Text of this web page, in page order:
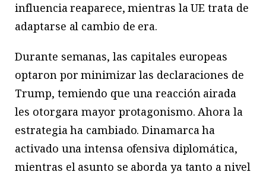
influencia reaparece, mientras la UE trata de
adaptarse al cambio de era.
Durante semanas, las capitales europeas
optaron por minimizar las declaraciones de
Trump, temiendo que una reacción airada
les otorgara mayor protagonismo. Ahora la
estrategia ha cambiado. Dinamarca ha
activado una intensa ofensiva diplomática,
mientras el asunto se aborda ya tanto a nivel